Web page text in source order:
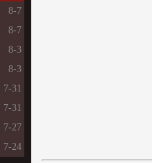
8-7
8-7
8-3
8-3
7-31
7-31
7-27
7-24